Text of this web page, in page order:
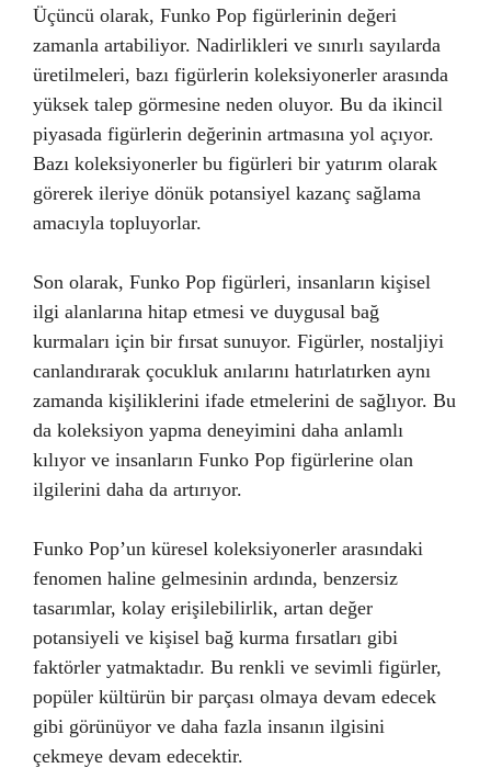
Üçüncü olarak, Funko Pop figürlerinin değeri
zamanla artabiliyor. Nadirlikleri ve sınırlı sayılarda
üretilmeleri, bazı figürlerin koleksiyonerler arasında
yüksek talep görmesine neden oluyor. Bu da ikincil
piyasada figürlerin değerinin artmasına yol açıyor.
Bazı koleksiyonerler bu figürleri bir yatırım olarak
görerek ileriye dönük potansiyel kazanç sağlama
amacıyla topluyorlar.
Son olarak, Funko Pop figürleri, insanların kişisel
ilgi alanlarına hitap etmesi ve duygusal bağ
kurmaları için bir fırsat sunuyor. Figürler, nostaljiyi
canlandırarak çocukluk anılarını hatırlatırken aynı
zamanda kişiliklerini ifade etmelerini de sağlıyor. Bu
da koleksiyon yapma deneyimini daha anlamlı
kılıyor ve insanların Funko Pop figürlerine olan
ilgilerini daha da artırıyor.
Funko Pop’un küresel koleksiyonerler arasındaki
fenomen haline gelmesinin ardında, benzersiz
tasarımlar, kolay erişilebilirlik, artan değer
potansiyeli ve kişisel bağ kurma fırsatları gibi
faktörler yatmaktadır. Bu renkli ve sevimli figürler,
popüler kültürün bir parçası olmaya devam edecek
gibi görünüyor ve daha fazla insanın ilgisini
çekmeye devam edecektir.